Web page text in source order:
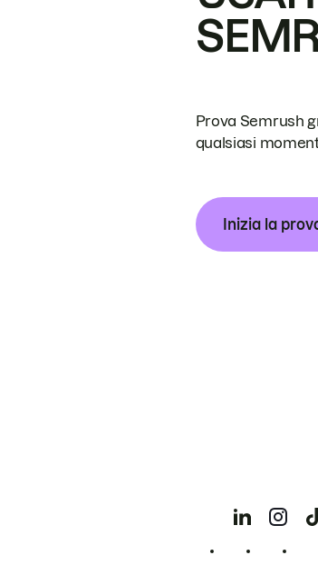
Prova Semrush
qualsiasi
Inizia la